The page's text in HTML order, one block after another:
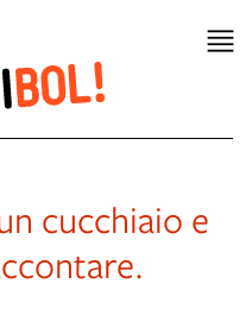
cucchiaio e